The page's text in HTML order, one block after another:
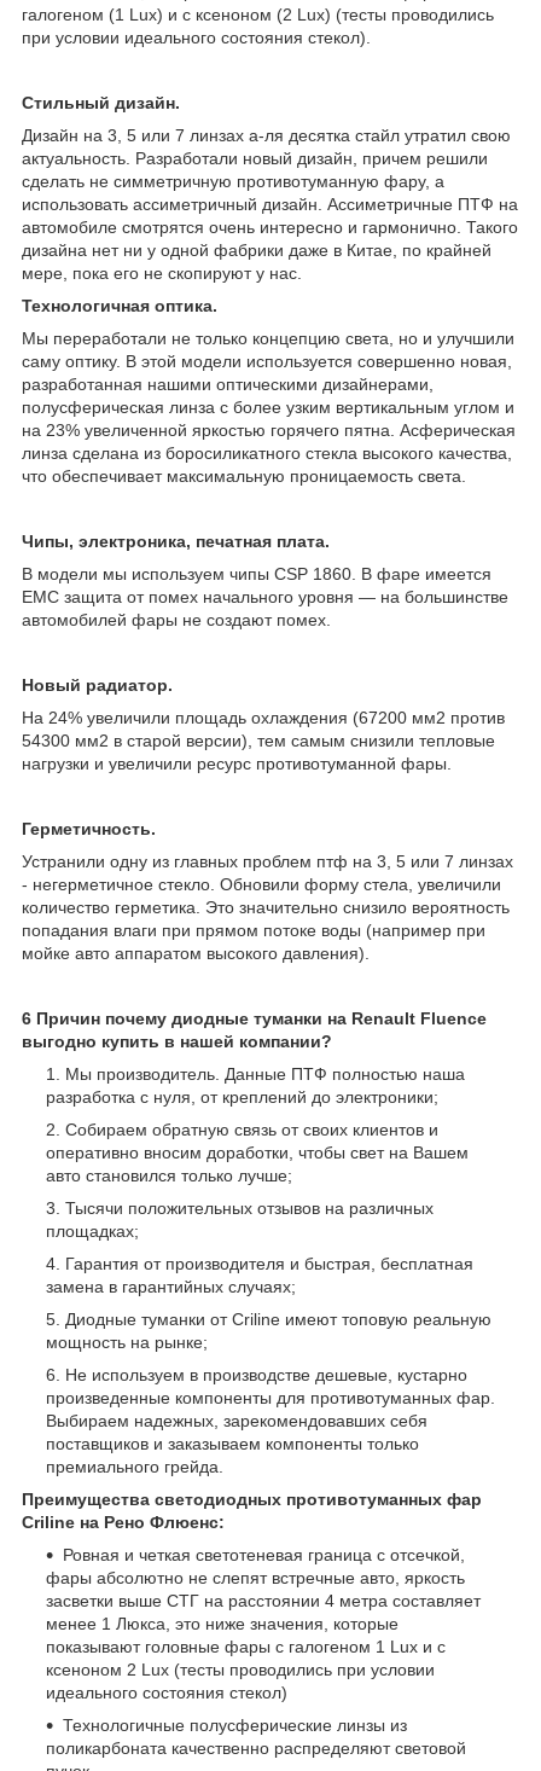
галогеном (1 Lux) и с ксеноном (2 Lux) (тесты проводились
при условии идеального состояния стекол).
Стильный дизайн.
Дизайн на 3, 5 или 7 линзах а-ля десятка стайл утратил свою
актуальность. Разработали новый дизайн, причем решили
сделать не симметричную противотуманную фару, а
использовать ассиметричный дизайн. Ассиметричные ПТФ на
автомобиле смотрятся очень интересно и гармонично. Такого
дизайна нет ни у одной фабрики даже в Китае, по крайней
мере, пока его не скопируют у нас.
Технологичная оптика.
Мы переработали не только концепцию света, но и улучшили
саму оптику. В этой модели используется совершенно новая,
разработанная нашими оптическими дизайнерами,
полусферическая линза с более узким вертикальным углом и
на 23% увеличенной яркостью горячего пятна. Асферическая
линза сделана из боросиликатного стекла высокого качества,
что обеспечивает максимальную проницаемость света.
Чипы, электроника, печатная плата.
В модели мы используем чипы CSP 1860. В фаре имеется
EMC защита от помех начального уровня — на большинстве
автомобилей фары не создают помех.
Новый радиатор.
На 24% увеличили площадь охлаждения (67200 мм2 против
54300 мм2 в старой версии), тем самым снизили тепловые
нагрузки и увеличили ресурс противотуманной фары.
Герметичность.
Устранили одну из главных проблем птф на 3, 5 или 7 линзах
- негерметичное стекло. Обновили форму стела, увеличили
количество герметика. Это значительно снизило вероятность
попадания влаги при прямом потоке воды (например при
мойке авто аппаратом высокого давления).
6 Причин почему диодные туманки на Renault Fluence
выгодно купить в нашей компании?
Мы производитель. Данные ПТФ полностью наша
разработка с нуля, от креплений до электроники;
Собираем обратную связь от своих клиентов и
оперативно вносим доработки, чтобы свет на Вашем
авто становился только лучше;
Тысячи положительных отзывов на различных
площадках;
Гарантия от производителя и быстрая, бесплатная
замена в гарантийных случаях;
Диодные туманки от Criline имеют топовую реальную
мощность на рынке;
Не используем в производстве дешевые, кустарно
произведенные компоненты для противотуманных фар.
Выбираем надежных, зарекомендовавших себя
поставщиков и заказываем компоненты только
премиального грейда.
Преимущества светодиодных противотуманных фар
Criline на Рено Флюенс:
Ровная и четкая светотеневая граница с отсечкой,
фары абсолютно не слепят встречные авто, яркость
засветки выше СТГ на расстоянии 4 метра составляет
менее 1 Люкса, это ниже значения, которые
показывают головные фары с галогеном 1 Lux и с
ксеноном 2 Lux (тесты проводились при условии
идеального состояния стекол)
Технологичные полусферические линзы из
поликарбоната качественно распределяют световой